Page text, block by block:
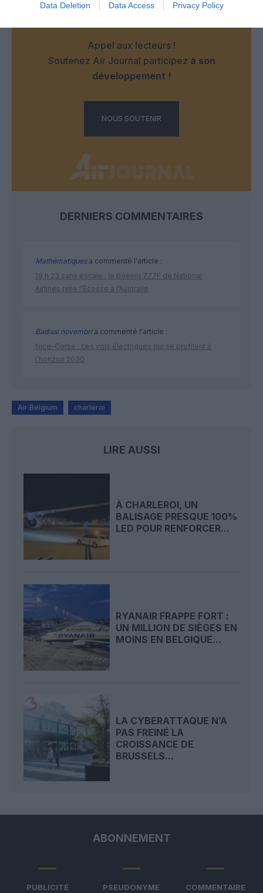
Data Deletion Data Access Privacy Policy
FAIRE UN DON
Appel aux lecteurs !
Soutenez Air Journal participez à son
développement !
NOUS SOUTENIR
DERNIERS COMMENTAIRES
Mathématiquesa commenté l'article :
19 h 23 sans escale : le Boeing 777F de National
Airlines relie l’Écosse à l’Australie
Badissi novembria commenté l'article :
Nice–Corse : ces vols électriques qui se profilent à
l’horizon 2030
Air Belgium charleroi
LIRE AUSSI
À CHARLEROI, UN
BALISAGE PRESQUE 100%
LED POUR RENFORCER...
RYANAIR FRAPPE FORT :
UN MILLION DE SIÈGES EN
MOINS EN BELGIQUE...
LA CYBERATTAQUE N’A
PAS FREINÉ LA
CROISSANCE DE
BRUSSELS...
ABONNEMENT
PUBLICITÉ
PSEUDONYME
COMMENTAIRE